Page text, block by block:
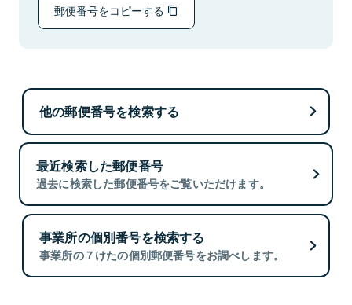
郵便番号をコピーする
他の郵便番号を検索する
最近検索した郵便番号
過去に検索した郵便番号をご覧いただけます。
事業所の個別番号を検索する
事業所の７けたの個別郵便番号をお調べします。